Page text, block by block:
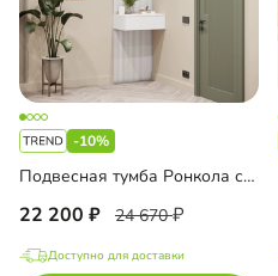
-10%
Подвесная тумба Ронкола со стеновой панелью
22 200 24 670
Доступно для доставки